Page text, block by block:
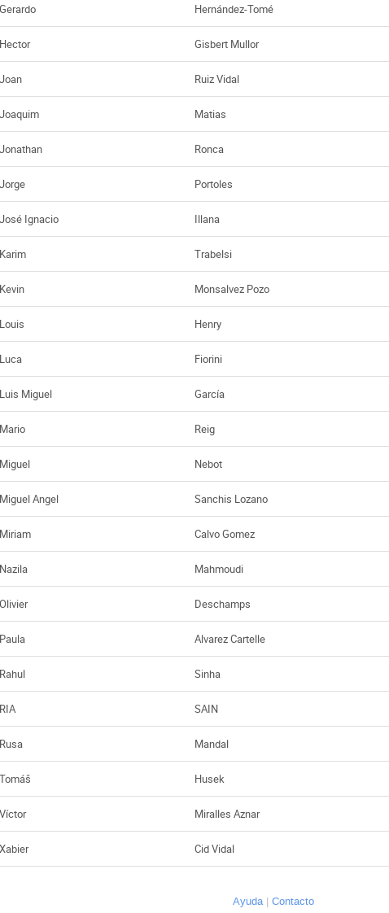
Gerardo Hernández-Tomé
Hector Gisbert Mullor
Joan Ruiz Vidal
Joaquim Matias
Jonathan Ronca
Jorge Portoles
José Ignacio Illana
Karim Trabelsi
Kevin Monsalvez Pozo
Louis Henry
Luca Fiorini
Luis Miguel García
Mario Reig
Miguel Nebot
Miguel Angel Sanchis Lozano
Miriam Calvo Gomez
Nazila Mahmoudi
Olivier Deschamps
Paula Alvarez Cartelle
Rahul Sinha
RIA SAIN
Rusa Mandal
Tomáš Husek
Víctor Miralles Aznar
Xabier Cid Vidal
Ayuda Contacto